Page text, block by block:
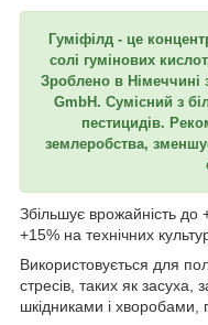
Гуміфілд - це
солі гумінових
Зроблено в Німеччині
GmbH. Сумісний з
пестицидів.
землеробства,
Збільшує врожайність до
+15% на технічних
Використовується для
стресів, таких як
шкідниками і хворобами,